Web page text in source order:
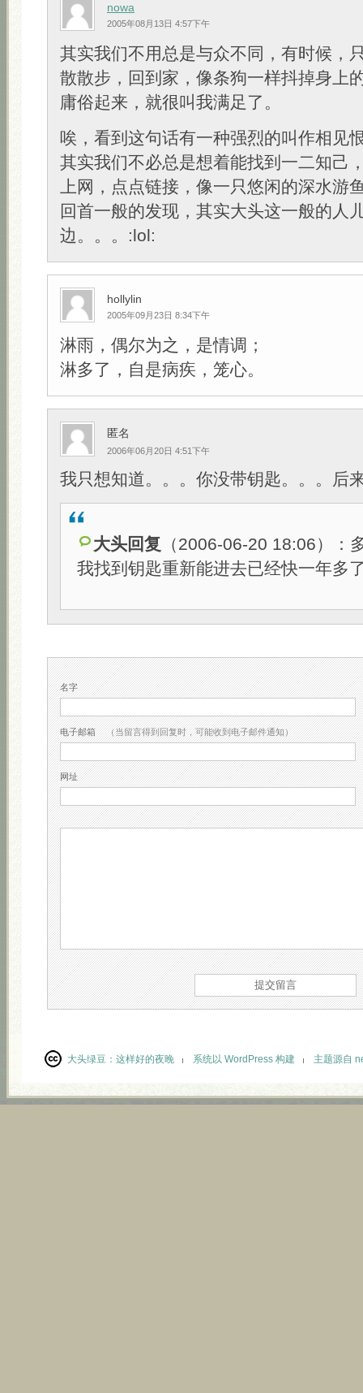
nowa
2005年08月13日 4:57下午
其实我们不用总是与众不同，有时候，
散散步，回到家，像条狗一样抖掉身上
庸俗起来，就很叫我满足了。
唉，看到这句话有一种强烈的叫作相见
其实我们不必总是想着能找到一二知己
上网，点点链接，像一只悠闲的深水游
回首一般的发现，其实大头这一般的人
边。。。:lol:
hollylin
2005年09月23日 8:34下午
淋雨，偶尔为之，是情调；
淋多了，自是病疾，笼心。
匿名
2006年06月20日 4:51下午
我只想知道。。。你没带钥匙。。。后
大头回复 （2006-06-20 18:06）：
我找到钥匙重新能进去已经快一年多
名字
电子邮箱 （当留言得到回复时，可能收到电子邮件通知）
网址
大头绿豆： 这样好的夜晚 系统以 WordPress 构建 主题源自